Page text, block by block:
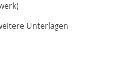
Unterlagen